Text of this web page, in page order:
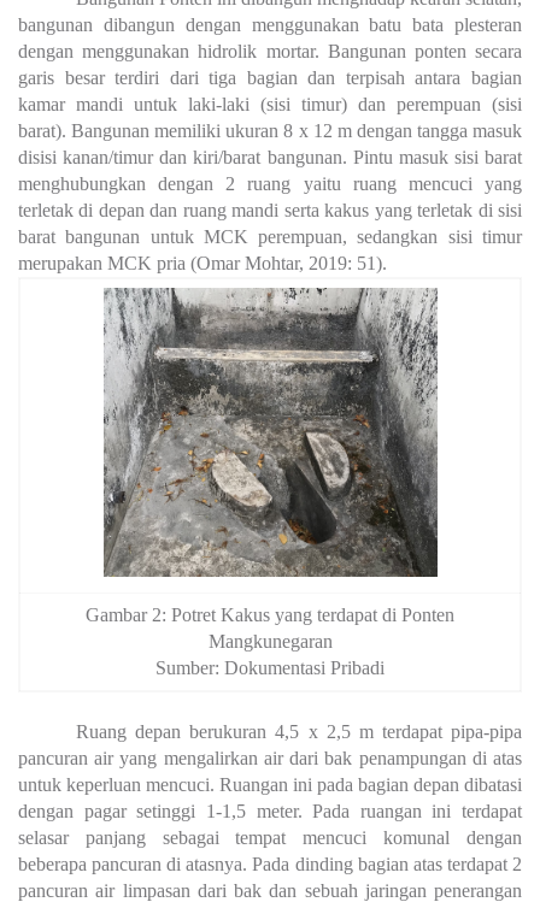
bangunan dibangun dengan menggunakan batu bata plesteran
dengan menggunakan hidrolik mortar. Bangunan ponten secara
garis besar terdiri dari tiga bagian dan terpisah antara bagian
kamar mandi untuk laki-laki (sisi timur) dan perempuan (sisi
barat). Bangunan memiliki ukuran 8 x 12 m dengan tangga masuk
disisi kanan/timur dan kiri/barat bangunan. Pintu masuk sisi barat
menghubungkan dengan 2 ruang yaitu ruang mencuci yang
terletak di depan dan ruang mandi serta kakus yang terletak di sisi
barat bangunan untuk MCK perempuan, sedangkan sisi timur
merupakan MCK pria (Omar Mohtar, 2019: 51).
Gambar 2: Potret Kakus yang terdapat di Ponten
Mangkunegaran
Sumber: Dokumentasi Pribadi
Ruang depan berukuran 4,5 x 2,5 m terdapat pipa-pipa
pancuran air yang mengalirkan air dari bak penampungan di atas
untuk keperluan mencuci. Ruangan ini pada bagian depan dibatasi
dengan pagar setinggi 1-1,5 meter. Pada ruangan ini terdapat
selasar panjang sebagai tempat mencuci komunal dengan
beberapa pancuran di atasnya. Pada dinding bagian atas terdapat 2
pancuran air limpasan dari bak dan sebuah jaringan penerangan